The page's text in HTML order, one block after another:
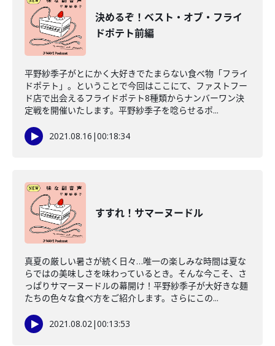
決めるぞ！ベスト・オブ・フライ
ドポテト前編
平野紗季子がとにかく大好きでたまらない食べ物「フライ
ドポテト」。ということで今回はここにて、ファストフー
ド店で出会えるフライドポテト8種類からナンバーワン決
定戦を開催いたします。平野紗季子を唸らせるポ...
2021.08.16 |00:18:34
すすれ！サマーヌードル
真夏の厳しい暑さが続く日々…唯一の楽しみな時間は夏な
らではの美味しさを味わっているとき。そんな今こそ、さ
っぱりサマーヌードルの幕開け！平野紗季子が大好きな麺
たちの色々な食べ方をご紹介します。さらにこの...
2021.08.02|00:13:53